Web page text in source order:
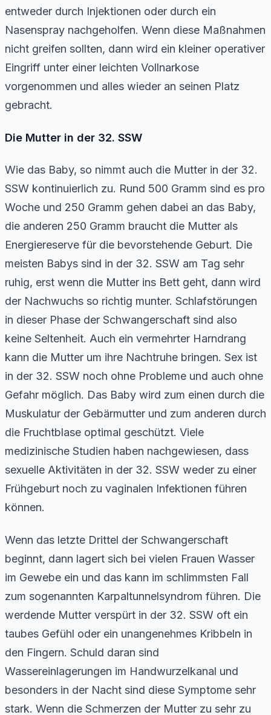
entweder durch Injektionen oder durch ein
Nasenspray nachgeholfen. Wenn diese Maßnahmen
nicht greifen sollten, dann wird ein kleiner operativer
Eingriff unter einer leichten Vollnarkose
vorgenommen und alles wieder an seinen Platz
gebracht.
Die Mutter in der 32. SSW
Wie das Baby, so nimmt auch die Mutter in der 32.
SSW kontinuierlich zu. Rund 500 Gramm sind es pro
Woche und 250 Gramm gehen dabei an das Baby,
die anderen 250 Gramm braucht die Mutter als
Energiereserve für die bevorstehende Geburt. Die
meisten Babys sind in der 32. SSW am Tag sehr
ruhig, erst wenn die Mutter ins Bett geht, dann wird
der Nachwuchs so richtig munter. Schlafstörungen
in dieser Phase der Schwangerschaft sind also
keine Seltenheit. Auch ein vermehrter Harndrang
kann die Mutter um ihre Nachtruhe bringen. Sex ist
in der 32. SSW noch ohne Probleme und auch ohne
Gefahr möglich. Das Baby wird zum einen durch die
Muskulatur der Gebärmutter und zum anderen durch
die Fruchtblase optimal geschützt. Viele
medizinische Studien haben nachgewiesen, dass
sexuelle Aktivitäten in der 32. SSW weder zu einer
Frühgeburt noch zu vaginalen Infektionen führen
können.
Wenn das letzte Drittel der Schwangerschaft
beginnt, dann lagert sich bei vielen Frauen Wasser
im Gewebe ein und das kann im schlimmsten Fall
zum sogenannten Karpaltunnelsyndrom führen. Die
werdende Mutter verspürt in der 32. SSW oft ein
taubes Gefühl oder ein unangenehmes Kribbeln in
den Fingern. Schuld daran sind
Wassereinlagerungen im Handwurzelkanal und
besonders in der Nacht sind diese Symptome sehr
stark. Wenn die Schmerzen der Mutter zu sehr zu